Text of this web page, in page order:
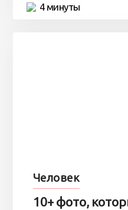
4 минуты
Человек
10+ фото,